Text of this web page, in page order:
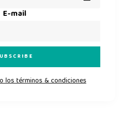
E-mail
los términos & condiciones